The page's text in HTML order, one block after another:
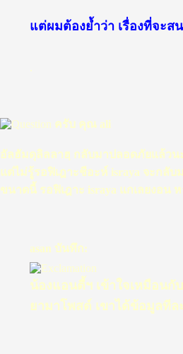
แต่ผมต้องย้ำว่า เรื่องที่จะส
.
ครับ คุณ ali
อัลฮัมดุลิลลาฮฺ กลับมาปลอดภัยแล้วน
แต่ไม่รู้รอฟิเฎาะชีอะห์ israya จะกลั
ขนาดนี้ รอฟิเฎาะ israya แกเลยงอน
asan บันทึก:
น้องแอนตี้ฯ เข้าใจเหมือน
ยามาโพสต์ เขาได้ข้อมูลที